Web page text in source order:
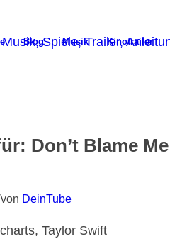
Blog Musik Kinotrailer
Don’t Blame Me
von DeinTube
Taylor Swift